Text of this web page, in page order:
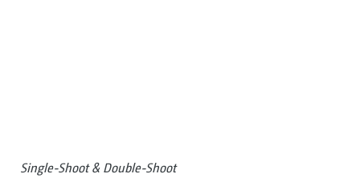
Single-Shoot & Double-Shoot